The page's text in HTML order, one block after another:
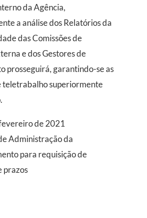
da Agência,
a análise dos Relatórios da
das Comissões de
e dos Gestores de
prosseguirá, garantindo-se as
teletrabalho superiormente
de 2021
Administração da
para requisição de
prazos